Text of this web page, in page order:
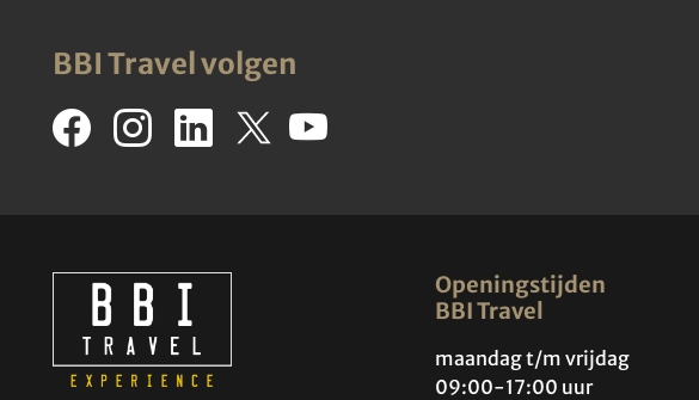
BBI Travel volgen
Openingstijden
BBI Travel
maandag t/m vrijdag
09:00-17:00 uur